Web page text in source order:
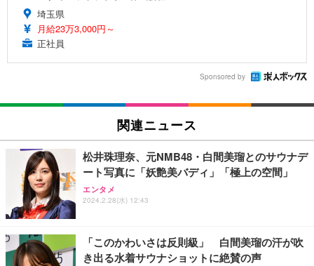
埼玉県
月給23万3,000円～
正社員
Sponsored by
関連ニュース
松井珠理奈、元NMB48・白間美瑠とのサウナデ
ート写真に「妖艶美バディ」「極上の空間」
エンタメ
2024.2.28(水) 12:43
「このかわいさは反則級」 白間美瑠の汗が吹
き出る水着サウナショットに絶賛の声